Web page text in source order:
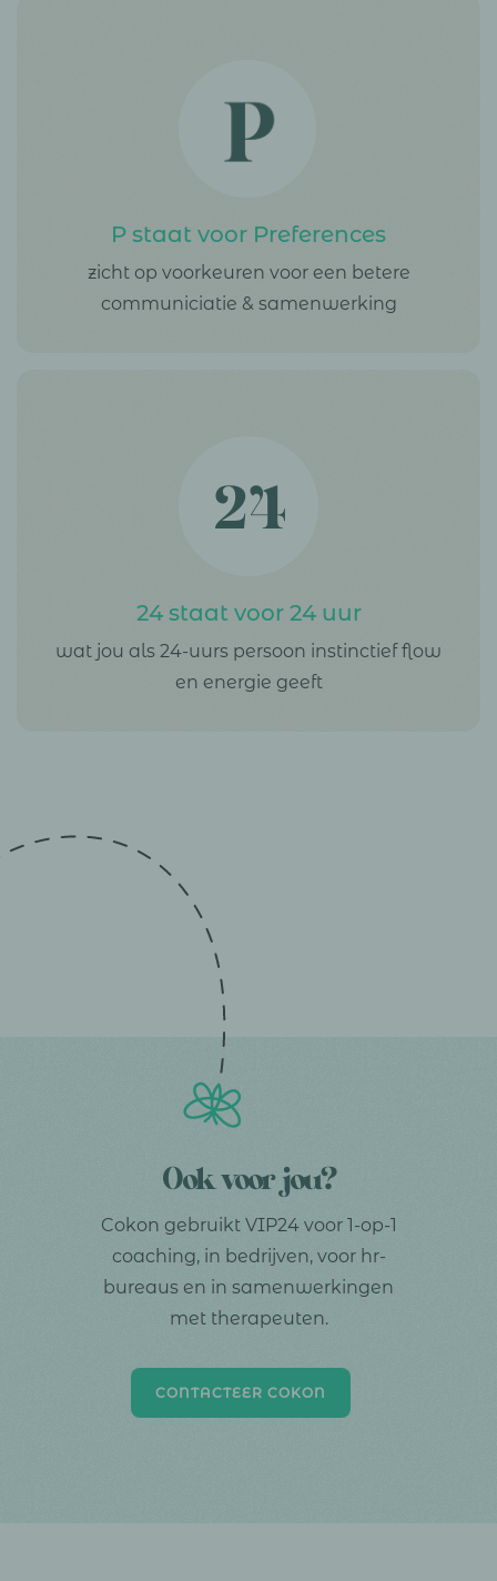
P staat voor Preferences
zicht op voorkeuren voor een betere
communiciatie & samenwerking
24 staat voor 24 uur
wat jou als 24-uurs persoon instinctief flow
en energie geeft
Ook voor jou?
Cokon gebruikt VIP24 voor 1-op-1
coaching, in bedrijven, voor hr-
bureaus en in samenwerkingen
met therapeuten.
CONTACTEER COKON